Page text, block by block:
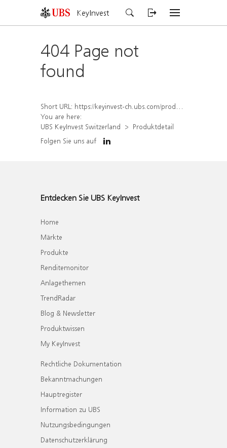
KeyInvest
404 Page not
found
Short URL: https://keyinvest-ch.ubs.com/produkt/detail/index/isin/CH1570360664
You are here:
UBS KeyInvest Switzerland
Produktdetail
Folgen Sie uns auf
Entdecken Sie UBS KeyInvest
Home
Märkte
Produkte
Renditemonitor
Anlagethemen
TrendRadar
Blog & Newsletter
Produktwissen
My KeyInvest
Rechtliche Dokumentation
Bekanntmachungen
Hauptregister
Information zu UBS
Nutzungsbedingungen
Datenschutzerklärung